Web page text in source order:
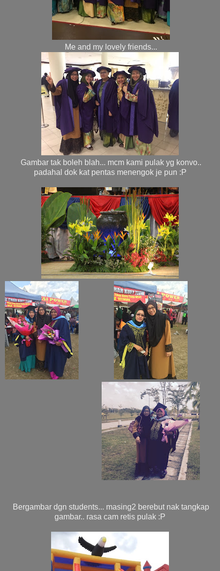
Me and my lovely friends...
Gambar tak boleh blah... mcm kami pulak yg konvo..
padahal dok kat pentas menengok je pun :P
Bergambar dgn students... masing2 berebut nak tangkap
gambar.. rasa cam retis pulak :P